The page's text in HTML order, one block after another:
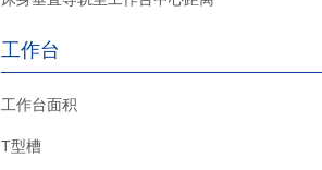
工作台
工作台面积
T型槽